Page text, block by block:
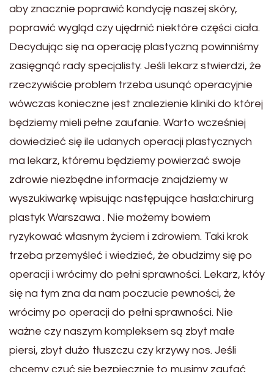
aby znacznie poprawić kondycję naszej skóry,
poprawić wygląd czy ujędrnić niektóre części ciała.
Decydując się na operację plastyczną powinniśmy
zasięgnąć rady specjalisty. Jeśli lekarz stwierdzi, że
rzeczywiście problem trzeba usunąć operacyjnie
wówczas konieczne jest znalezienie kliniki do której
będziemy mieli pełne zaufanie. Warto wcześniej
dowiedzieć się ile udanych operacji plastycznych
ma lekarz, któremu będziemy powierzać swoje
zdrowie niezbędne informacje znajdziemy w
wyszukiwarkę wpisując następujące hasła:chirurg
plastyk Warszawa . Nie możemy bowiem
ryzykować własnym życiem i zdrowiem. Taki krok
trzeba przemyśleć i wiedzieć, że obudzimy się po
operacji i wrócimy do pełni sprawności. Lekarz, któy
się na tym zna da nam poczucie pewności, że
wrócimy po operacji do pełni sprawności. Nie
ważne czy naszym kompleksem są zbyt małe
piersi, zbyt dużo tłuszczu czy krzywy nos. Jeśli
chcemy czuć się bezpiecznie to musimy zaufać